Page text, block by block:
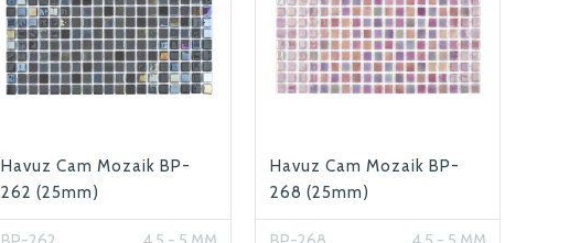
Havuz Cam Mozaik BP-
262 (25mm)
Havuz Cam Mozaik BP-
268 (25mm)